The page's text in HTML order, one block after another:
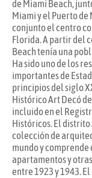
de Miami Beach,
Miami y el Puerto de
conjunto el centro
Florida. A partir del
Beach tenía una
Ha sido uno de los
importantes de
principios del siglo
Histórico Art Decó
incluido en el
Históricos. El
colección de
mundo y
apartamentos y
entre 1923 y 1943.